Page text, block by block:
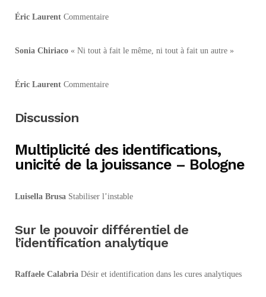
Éric Laurent Commentaire
Sonia Chiriaco « Ni tout à fait le même, ni tout à fait un autre »
Éric Laurent Commentaire
Discussion
Multiplicité des identifications,
unicité de la jouissance – Bologne
Luisella Brusa Stabiliser l’instable
Sur le pouvoir différentiel de
l’identification analytique
Raffaele Calabria Désir et identification dans les cures analytiques